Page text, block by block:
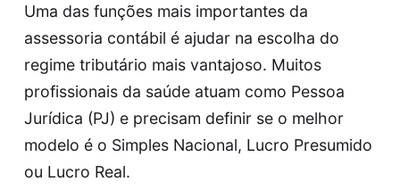
Uma das funções mais importantes da
assessoria contábil é ajudar na escolha do
regime tributário mais vantajoso. Muitos
profissionais da saúde atuam como Pessoa
Jurídica (PJ) e precisam definir se o melhor
modelo é o Simples Nacional, Lucro Presumido
ou Lucro Real.